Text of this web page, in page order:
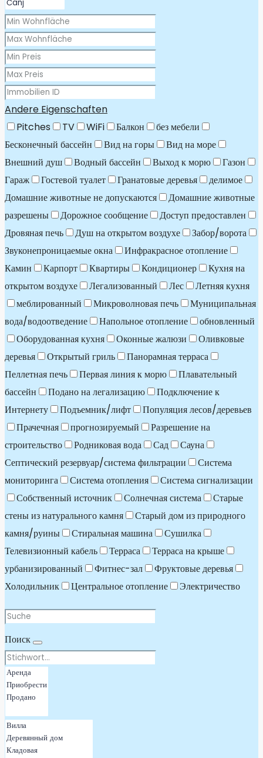
Andere Eigenschaften
Pitches
TV WiFi Балкон
без мебели
Бесконечный бассейн
Вид на горы
Вид на море
Внешний душ
Водный бассейн Выход к морю
Газон
Гараж
Гостевой туалет Гранатовые деревья
делимое
Домашние животные не допускаются
Домашние животные
разрешены
Дорожное сообщение
Доступ предоставлен
Дровяная печь
Душ на открытом воздухе
Забор/ворота
Звуконепроницаемые окна
Инфракрасное отопление
Камин
Карпорт Квартиры Кондиционер
Кухня на
открытом воздухе
Легализованный Лес
Летняя кухня
меблированный
Микроволновая печь
Муниципальная
вода/водоотведение
Напольное отопление
обновленный
Оборудованная кухня
Оконные жалюзи
Оливковые
деревья
Открытый гриль
Панорамная терраса
Пеллетная печь
Первая линия к морю
Плавательный
бассейн
Подано на легализацию
Подключение к
Интернету
Подъемник/лифт
Популяция лесов/деревьев
Прачечная
прогнозируемый
Разрешение на
строительство
Родниковая вода Сад
Сауна
Септический резервуар/система фильтрации
Система
мониторинга
Система отопления
Система сигнализации
Собственный источник
Солнечная система
Старые
стены из натурального камня
Старый дом из природного
камня/руины
Стиральная машина
Сушилка
Телевизионный кабель
Терраса
Терраса на крыше
урбанизированный
Фитнес-зал
Фруктовые деревья
Холодильник
Центральное отопление Электричество
Поиск